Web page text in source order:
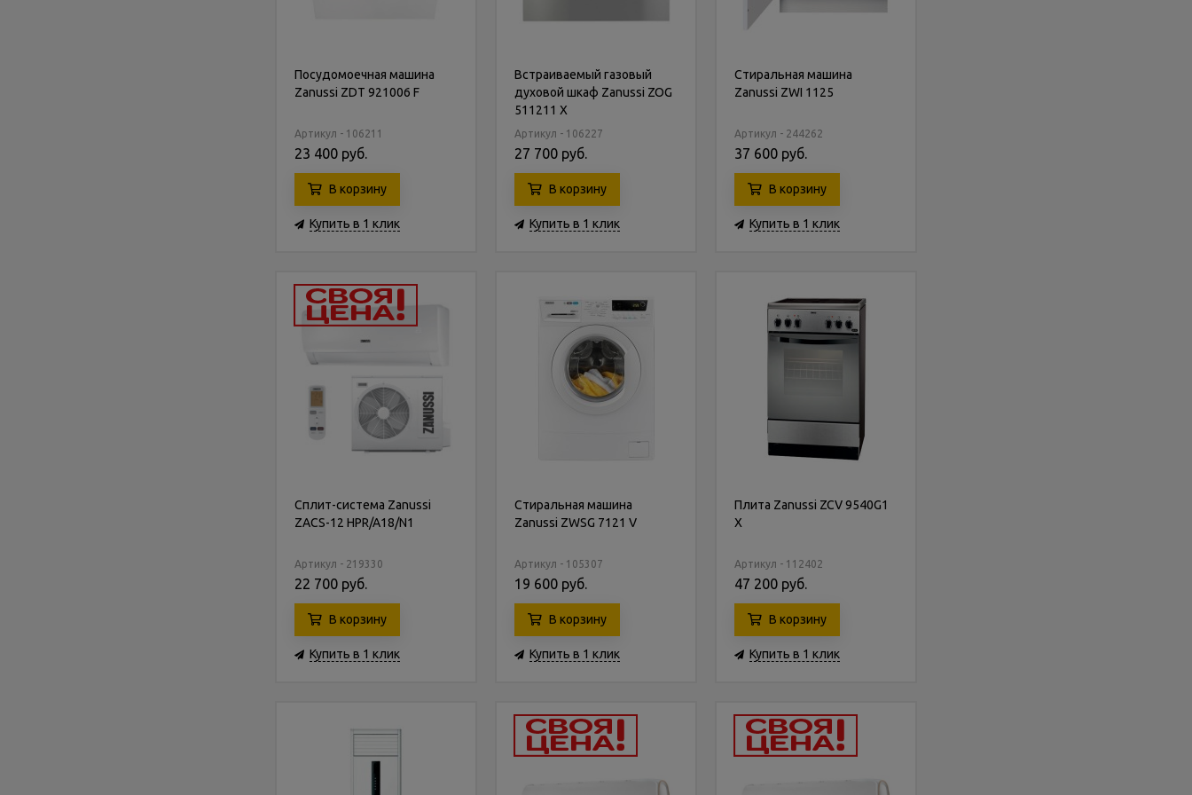
Посудомоечная машина
Zanussi ZDT 921006 F
Артикул - 106211
23 400 руб.
В корзину
Купить в 1 клик
Встраиваемый газовый
духовой шкаф Zanussi ZOG
511211 X
Артикул - 106227
27 700 руб.
В корзину
Купить в 1 клик
Стиральная машина
Zanussi ZWI 1125
Артикул - 244262
37 600 руб.
В корзину
Купить в 1 клик
Сплит-система Zanussi
ZACS-12 HPR/A18/N1
Артикул - 219330
22 700 руб.
В корзину
Купить в 1 клик
Стиральная машина
Zanussi ZWSG 7121 V
Артикул - 105307
19 600 руб.
В корзину
Купить в 1 клик
Плита Zanussi ZCV 9540G1
X
Артикул - 112402
47 200 руб.
В корзину
Купить в 1 клик